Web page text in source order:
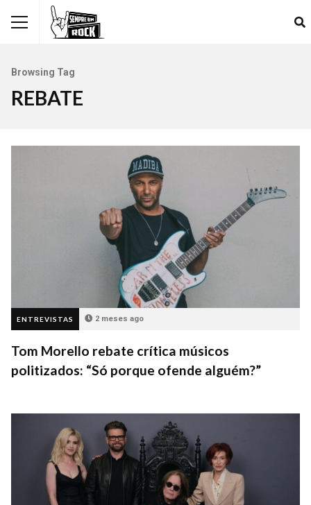
Browsing Tag
REBATE
ENTREVISTAS 2 meses ago
Tom Morello rebate crítica músicos
politizados: “Só porque ofende alguém?”